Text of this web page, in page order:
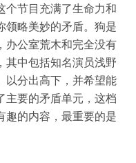
个节目充满了生命力和
领略美妙的矛盾。狗是
办公室荒木和完全没有
其中包括知名演员浅野
以分出高下，并希望能
主要的矛盾单元，这档
趣的内容，最重要的是